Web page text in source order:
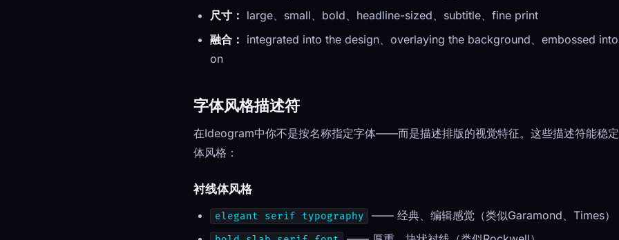
尺寸： large、small、bold、headline-sized、subtitle、fine print
融合： integrated into the design、overlaying the background、embossed
on
字体风格描述符
在Ideogram中你不是按名称指定字体——而是描述排版的视觉特征。这些描述符能稳
体风格：
衬线体风格
elegant serif typography —— 经典、编辑感觉（类似Garamond、Times）